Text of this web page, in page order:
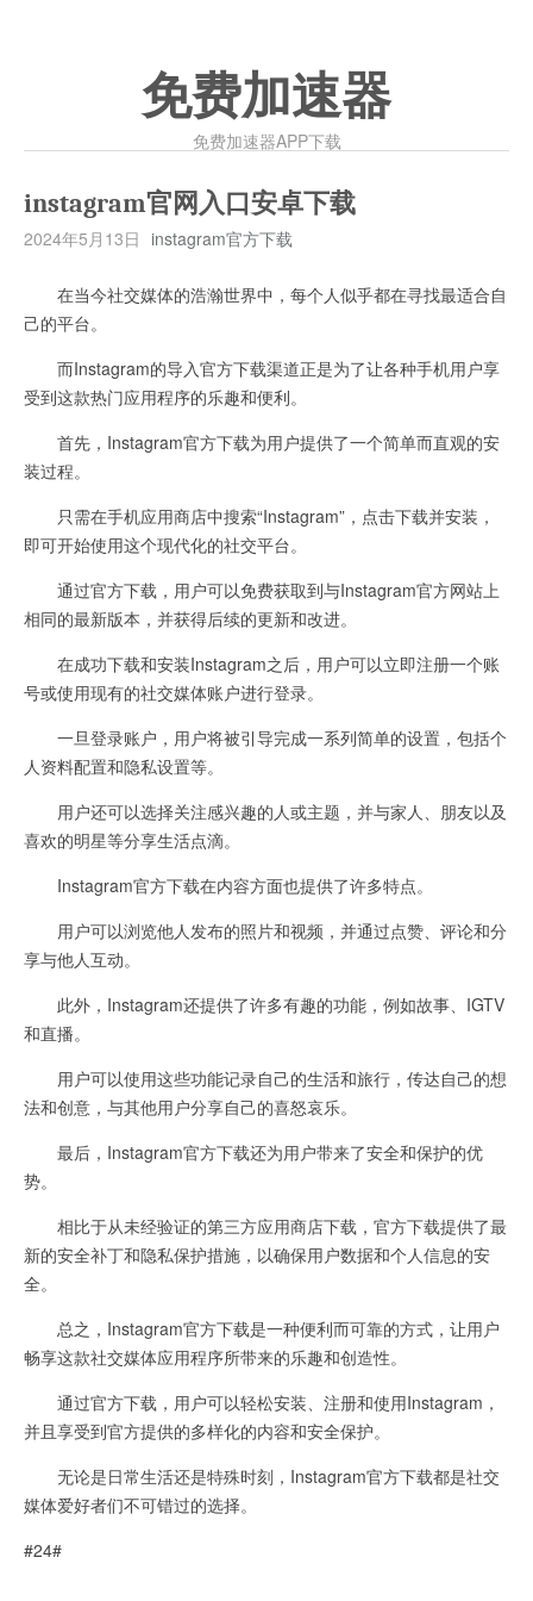
免费加速器
免费加速器APP下载
instagram官网入口安卓下载
2024年5月13日 instagram官方下载
在当今社交媒体的浩瀚世界中，每个人似乎都在寻找最适合自
己的平台。
而Instagram的导入官方下载渠道正是为了让各种手机用户享
受到这款热门应用程序的乐趣和便利。
首先，Instagram官方下载为用户提供了一个简单而直观的安
装过程。
只需在手机应用商店中搜索“Instagram”，点击下载并安装，
即可开始使用这个现代化的社交平台。
通过官方下载，用户可以免费获取到与Instagram官方网站上
相同的最新版本，并获得后续的更新和改进。
在成功下载和安装Instagram之后，用户可以立即注册一个账
号或使用现有的社交媒体账户进行登录。
一旦登录账户，用户将被引导完成一系列简单的设置，包括个
人资料配置和隐私设置等。
用户还可以选择关注感兴趣的人或主题，并与家人、朋友以及
喜欢的明星等分享生活点滴。
Instagram官方下载在内容方面也提供了许多特点。
用户可以浏览他人发布的照片和视频，并通过点赞、评论和分
享与他人互动。
此外，Instagram还提供了许多有趣的功能，例如故事、IGTV
和直播。
用户可以使用这些功能记录自己的生活和旅行，传达自己的想
法和创意，与其他用户分享自己的喜怒哀乐。
最后，Instagram官方下载还为用户带来了安全和保护的优
势。
相比于从未经验证的第三方应用商店下载，官方下载提供了最
新的安全补丁和隐私保护措施，以确保用户数据和个人信息的安
全。
总之，Instagram官方下载是一种便利而可靠的方式，让用户
畅享这款社交媒体应用程序所带来的乐趣和创造性。
通过官方下载，用户可以轻松安装、注册和使用Instagram，
并且享受到官方提供的多样化的内容和安全保护。
无论是日常生活还是特殊时刻，Instagram官方下载都是社交
媒体爱好者们不可错过的选择。
#24#